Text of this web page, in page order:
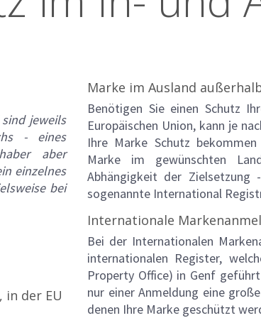
jeweils
- eines
aber
einzelnes
bei
in der EU
Marke im Ausland
Benötigen Sie einen Schutz
Europäischen Union, kann je
Ihre Marke Schutz
Marke im gewünschten
Abhängigkeit der
sogenannte International
Internationale
Bei der Internationalen
internationalen Register,
Property Office) in Genf
nur einer Anmeldung eine
denen Ihre Marke geschützt